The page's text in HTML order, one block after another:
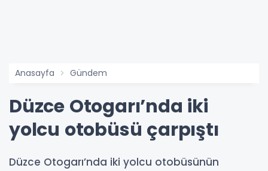
Anasayfa Gündem
Düzce Otogarı’nda iki
yolcu otobüsü çarpıştı
Düzce Otogarı’nda iki yolcu otobüsünün